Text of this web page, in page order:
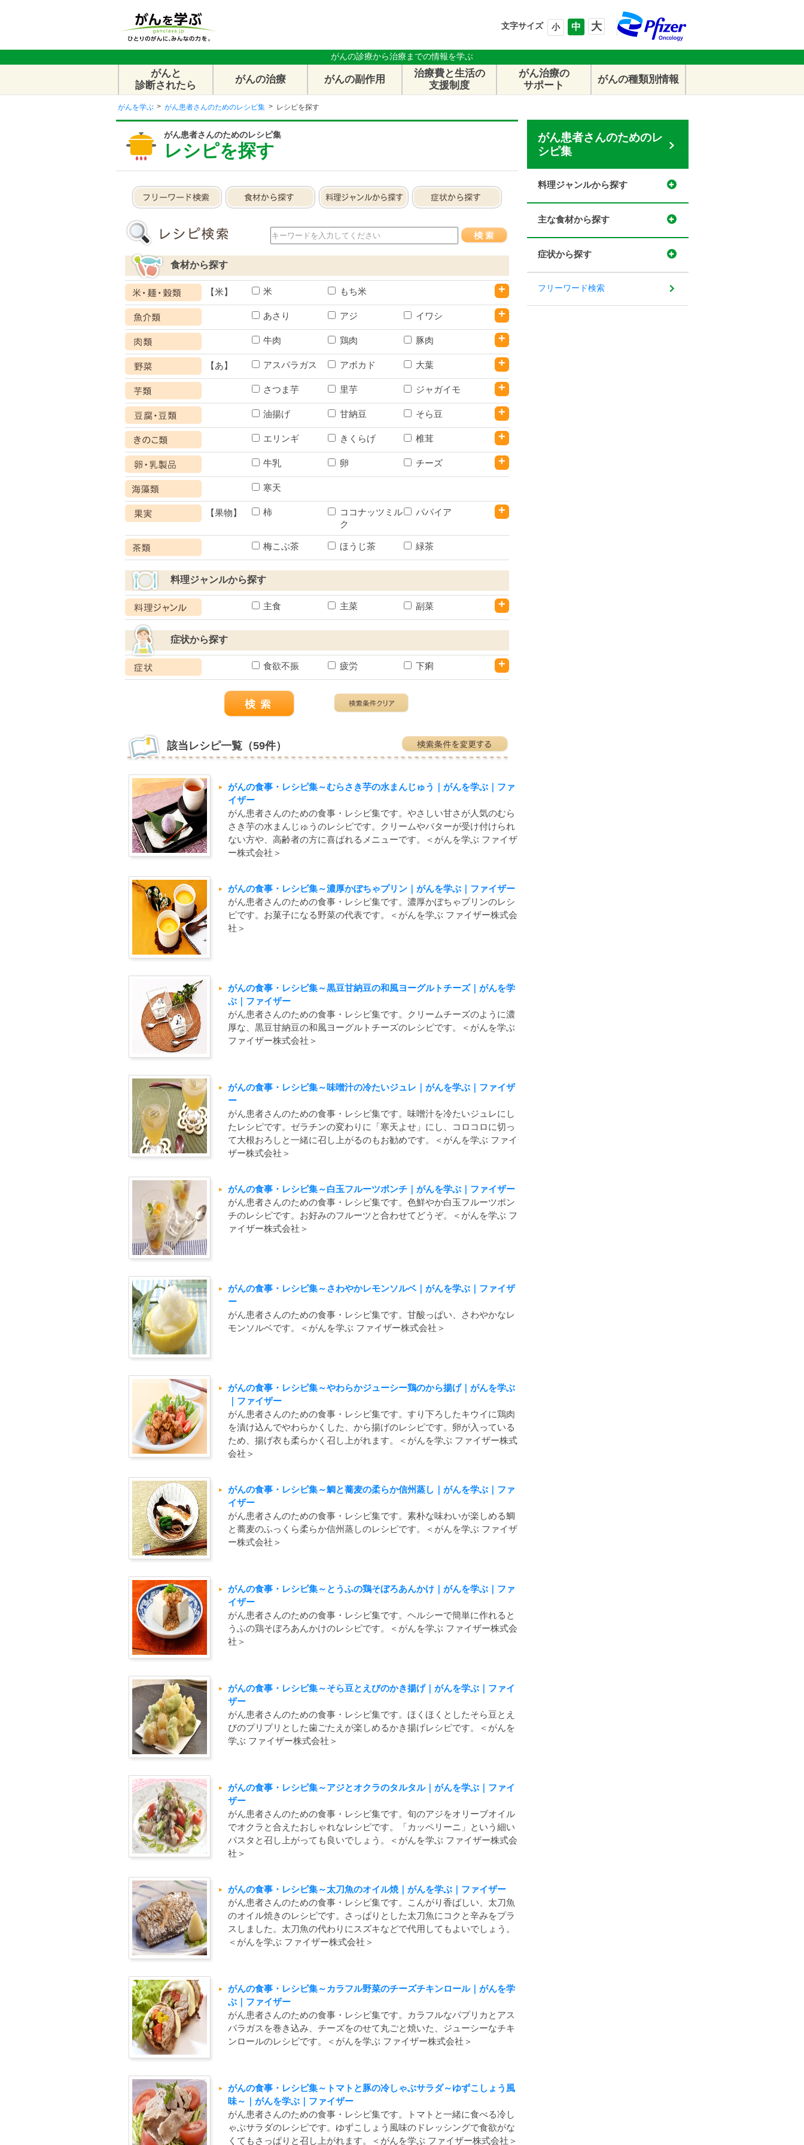
文字サイズ 小 中 大
がんの診療から治療までの情報を学ぶ
がんと
診断されたら
がんの治療 がんの副作用
治療費と生活の
支援制度
がん治療の
サポート
がんの種類別情報
がんを学ぶ がん患者さんのためのレシピ集 レシピを探す
がん患者さんのためのレシピ集
レシピを探す
食材から探す
【米】 米 もち米 +
あさり アジ イワシ +
牛肉 鶏肉 豚肉 +
【あ】 アスパラガス アボカド 大葉 +
さつま芋 里芋 ジャガイモ +
油揚げ 甘納豆 そら豆 +
エリンギ きくらげ 椎茸 +
牛乳 卵 チーズ +
寒天
【果物】 柿
ココナッツミル
ク
パパイア +
梅こぶ茶 ほうじ茶 緑茶
料理ジャンルから探す
主食 主菜 副菜 +
症状から探す
食欲不振 疲労 下痢 +
該当レシピ一覧（59件）
がんの食事・レシピ集～むらさき芋の水まんじゅう｜がんを学ぶ｜ファ
イザー
がん患者さんのための食事・レシピ集です。やさしい甘さが人気のむら
さき芋の水まんじゅうのレシピです。クリームやバターが受け付けられ
ない方や、高齢者の方に喜ばれるメニューです。＜がんを学ぶ ファイザ
ー株式会社＞
がんの食事・レシピ集～濃厚かぼちゃプリン｜がんを学ぶ｜ファイザー
がん患者さんのための食事・レシピ集です。濃厚かぼちゃプリンのレシ
ピです。お菓子になる野菜の代表です。＜がんを学ぶ ファイザー株式会
社＞
がんの食事・レシピ集～黒豆甘納豆の和風ヨーグルトチーズ｜がんを学
ぶ｜ファイザー
がん患者さんのための食事・レシピ集です。クリームチーズのように濃
厚な、黒豆甘納豆の和風ヨーグルトチーズのレシピです。＜がんを学ぶ
ファイザー株式会社＞
がんの食事・レシピ集～味噌汁の冷たいジュレ｜がんを学ぶ｜ファイザ
ー
がん患者さんのための食事・レシピ集です。味噌汁を冷たいジュレにし
たレシピです。ゼラチンの変わりに「寒天よせ」にし、コロコロに切っ
て大根おろしと一緒に召し上がるのもお勧めです。＜がんを学ぶ ファイ
ザー株式会社＞
がんの食事・レシピ集～白玉フルーツポンチ｜がんを学ぶ｜ファイザー
がん患者さんのための食事・レシピ集です。色鮮やか白玉フルーツポン
チのレシピです。お好みのフルーツと合わせてどうぞ。＜がんを学ぶ フ
ァイザー株式会社＞
がんの食事・レシピ集～さわやかレモンソルベ｜がんを学ぶ｜ファイザ
ー
がん患者さんのための食事・レシピ集です。甘酸っぱい、さわやかなレ
モンソルベです。＜がんを学ぶ ファイザー株式会社＞
がんの食事・レシピ集～やわらかジューシー鶏のから揚げ｜がんを学ぶ
｜ファイザー
がん患者さんのための食事・レシピ集です。すり下ろしたキウイに鶏肉
を漬け込んでやわらかくした、から揚げのレシピです。卵が入っている
ため、揚げ衣も柔らかく召し上がれます。＜がんを学ぶ ファイザー株式
会社＞
がんの食事・レシピ集～鯛と蕎麦の柔らか信州蒸し｜がんを学ぶ｜ファ
イザー
がん患者さんのための食事・レシピ集です。素朴な味わいが楽しめる鯛
と蕎麦のふっくら柔らか信州蒸しのレシピです。＜がんを学ぶ ファイザ
ー株式会社＞
がんの食事・レシピ集～とうふの鶏そぼろあんかけ｜がんを学ぶ｜ファ
イザー
がん患者さんのための食事・レシピ集です。ヘルシーで簡単に作れると
うふの鶏そぼろあんかけのレシピです。＜がんを学ぶ ファイザー株式会
社＞
がんの食事・レシピ集～そら豆とえびのかき揚げ｜がんを学ぶ｜ファイ
ザー
がん患者さんのための食事・レシピ集です。ほくほくとしたそら豆とえ
びのプリプリとした歯ごたえが楽しめるかき揚げレシピです。＜がんを
学ぶ ファイザー株式会社＞
がんの食事・レシピ集～アジとオクラのタルタル｜がんを学ぶ｜ファイ
ザー
がん患者さんのための食事・レシピ集です。旬のアジをオリーブオイル
でオクラと合えたおしゃれなレシピです。「カッペリーニ」という細い
パスタと召し上がっても良いでしょう。＜がんを学ぶ ファイザー株式会
社＞
がんの食事・レシピ集～太刀魚のオイル焼｜がんを学ぶ｜ファイザー
がん患者さんのための食事・レシピ集です。こんがり香ばしい、太刀魚
のオイル焼きのレシピです。さっぱりとした太刀魚にコクと辛みをプラ
スしました。太刀魚の代わりにスズキなどで代用してもよいでしょう。
＜がんを学ぶ ファイザー株式会社＞
がんの食事・レシピ集～カラフル野菜のチーズチキンロール｜がんを学
ぶ｜ファイザー
がん患者さんのための食事・レシピ集です。カラフルなパプリカとアス
パラガスを巻き込み、チーズをのせて丸ごと焼いた、ジューシーなチキ
ンロールのレシピです。＜がんを学ぶ ファイザー株式会社＞
がんの食事・レシピ集～トマトと豚の冷しゃぶサラダ～ゆずこしょう風
味～｜がんを学ぶ｜ファイザー
がん患者さんのための食事・レシピ集です。トマトと一緒に食べる冷し
ゃぶサラダのレシピです。ゆずこしょう風味のドレッシングで食欲がな
くてもさっぱりと召し上がれます。＜がんを学ぶ ファイザー株式会社＞
がん患者さんのためのレ
シピ集
料理ジャンルから探す
主な食材から探す
症状から探す
フリーワード検索